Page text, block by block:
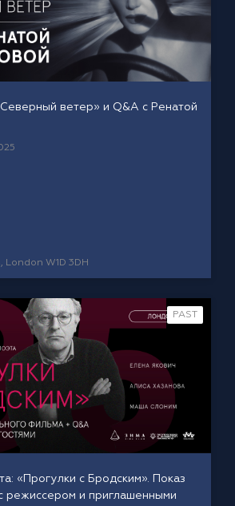
ветер» и Q&A c Ренатой
London W1D 3DH
PAST
«Прогулки с Бродским». Показ
режиссером и приглашенными